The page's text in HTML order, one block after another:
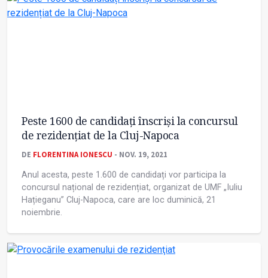
Peste 1600 de candidați înscriși la concursul
de rezidențiat de la Cluj-Napoca
DE FLORENTINA IONESCU - NOV. 19, 2021
Anul acesta, peste 1.600 de candidați vor participa la
concursul național de rezidențiat, organizat de UMF „Iuliu
Hațieganu” Cluj-Napoca, care are loc duminică, 21
noiembrie.